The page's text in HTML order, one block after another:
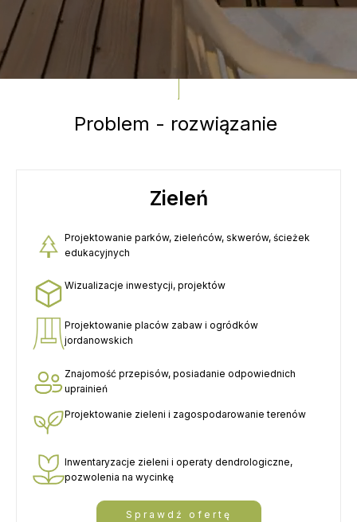
Problem - rozwiązanie
Zieleń
Projektowanie parków, zieleńców, skwerów, ścieżek
edukacyjnych
Wizualizacje inwestycji, projektów
Projektowanie placów zabaw i ogródków
jordanowskich
Znajomość przepisów, posiadanie odpowiednich
uprainień
Projektowanie zieleni i zagospodarowanie terenów
Inwentaryzacje zieleni i operaty dendrologiczne,
pozwolenia na wycinkę
Sprawdź ofertę